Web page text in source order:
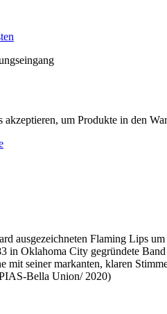
um Produkte in den
ausgezeichneten Flaming Lips
in Oklahoma City gegründete
mit seiner markanten, klaren
Bella Union/ 2020)